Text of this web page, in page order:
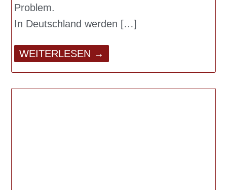
Problem.
In Deutschland werden
WEITERLESEN →